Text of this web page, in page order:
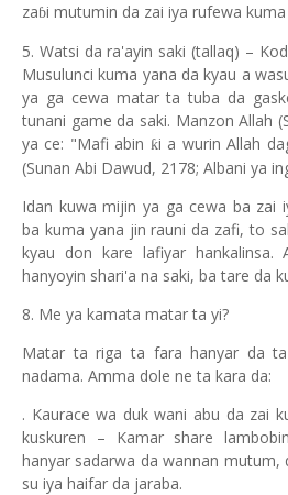
zaɓi mutumin da zai iya rufewa
5. Watsi da ra'ayin saki (tallaq) –
Musulunci kuma yana da kyau a
ya ga cewa matar ta tuba da
tunani game da saki. Manzon Allah
ya ce: "Mafi abin ƙi a wurin Allah
(Sunan Abi Dawud, 2178; Albani ya
Idan kuwa mijin ya ga cewa ba zai
ba kuma yana jin rauni da zafi, to
kyau don kare lafiyar hankalinsa.
hanyoyin shari'a na saki, ba tare da
8. Me ya kamata matar ta yi?
Matar ta riga ta fara hanyar da
nadama. Amma dole ne ta kara da:
. Kaurace wa duk wani abu da zai
kuskuren – Kamar share
hanyar sadarwa da wannan mutum,
su iya haifar da jaraba.